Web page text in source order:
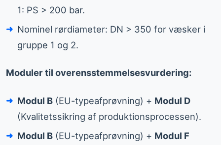
1: PS > 200 bar.
Nominel rørdiameter: DN > 350 for væsker i
gruppe 1 og 2.
Moduler til overensstemmelsesvurdering:
Modul B (EU-typeafprøvning) + Modul D
(Kvalitetssikring af produktionsprocessen).
Modul B (EU-typeafprøvning) + Modul F